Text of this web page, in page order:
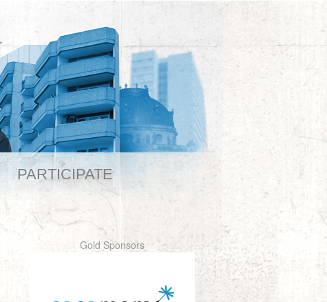
PARTICIPATE
Gold Sponsors